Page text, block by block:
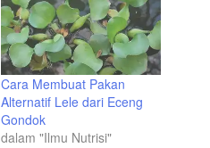
Cara Membuat Pakan
Alternatif Lele dari Eceng
Gondok
dalam "Ilmu Nutrisi"